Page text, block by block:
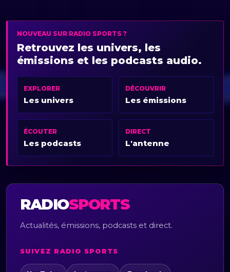
NOUVEAU SUR RADIO SPORTS ?
Retrouvez les univers, les
émissions et les podcasts audio.
EXPLORER
Les univers
DÉCOUVRIR
Les émissions
ÉCOUTER
Les podcasts
DIRECT
L'antenne
RADIOSPORTS
Actualités, émissions, podcasts et direct.
SUIVEZ RADIO SPORTS